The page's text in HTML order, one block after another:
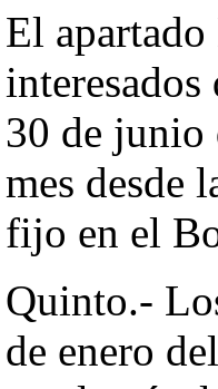
El
30 de junio
mes desde
fijo en el
Quinto.-
de enero